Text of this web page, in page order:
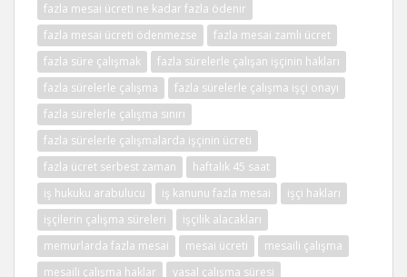
fazla mesai ücreti ne kadar fazla ödenir
fazla mesai ücreti ödenmezse
fazla mesai zamlı ücret
fazla süre çalışmak
fazla sürelerle çalışan işçinin hakları
fazla sürelerle çalışma
fazla sürelerle çalışma işçi onayı
fazla sürelerle çalışma sınırı
fazla sürelerle çalışmalarda işçinin ücreti
fazla ücret serbest zaman
haftalık 45 saat
iş hukuku arabulucu
iş kanunu fazla mesai
işçi hakları
işçilerin çalışma süreleri
işçilik alacakları
memurlarda fazla mesai
mesai ücreti
mesaili çalışma
mesaili çalışma haklar
yasal çalışma süresi